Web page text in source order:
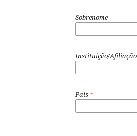
Sobrenome
Instituição/Afiliação
País *